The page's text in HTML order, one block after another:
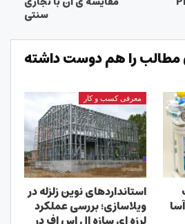
سنتی
را هم دوست داشته
معرفی کسب و کار
استانداردهای نوین زلزله در
ویلاسازی؛ بررسی عملکرد